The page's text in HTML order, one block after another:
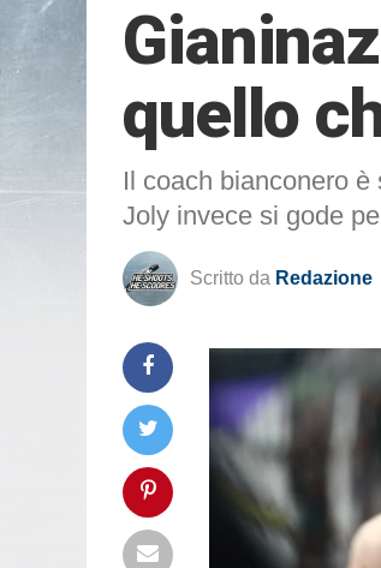
quello
Il coach bianconero è
Joly invece si gode
Scritto da Redazione